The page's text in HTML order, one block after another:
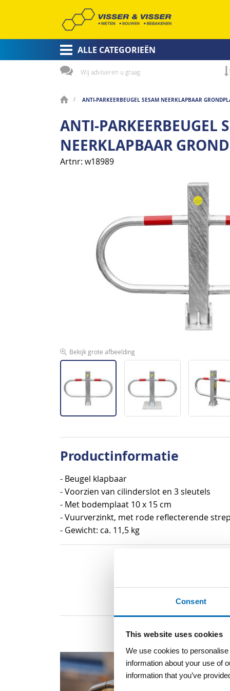
Consent
This website uses cookies
We use cookies to
information about your use of
information that you’ve
ALLE CATEGORIEËN
Wij adviseren u graag
ANTI-PARKEERBEUGEL SESAM NEERKLAPBAAR
ANTI-PARKEERBEUGEL
NEERKLAPBAAR
Artnr w18989
afbeeldingen-
Bekijk grote afbeelding
het
van
de
afbeeldingen-
gallerij
Productinformatie
- Beugel klapbaar
- Voorzien van cilinderslot en 3 sleutels
- Met bodemplaat 10 x 15 cm
- Vuurverzinkt, met rode reflecterende
- Gewicht: ca. 11,5 kg